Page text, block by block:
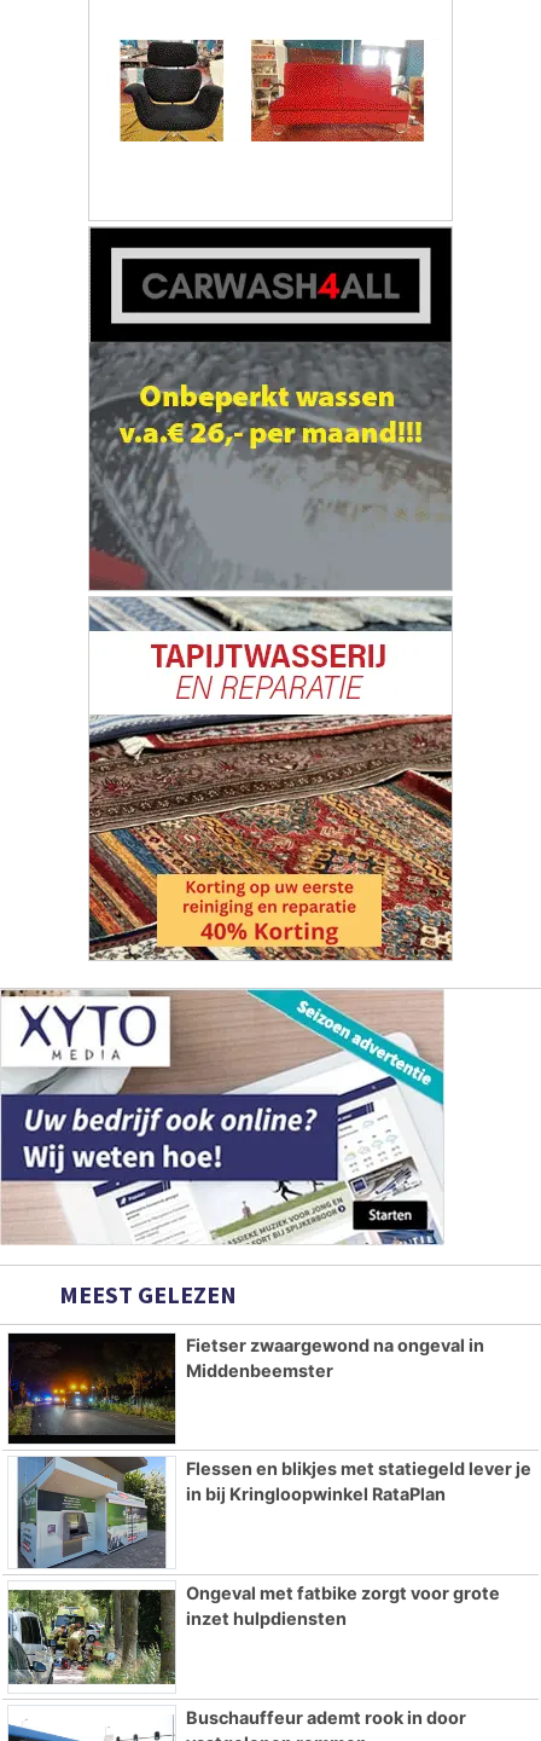
MEEST GELEZEN
Fietser zwaargewond na ongeval in
Middenbeemster
Flessen en blikjes met statiegeld lever je
in bij Kringloopwinkel RataPlan
Ongeval met fatbike zorgt voor grote
inzet hulpdiensten
Buschauffeur ademt rook in door